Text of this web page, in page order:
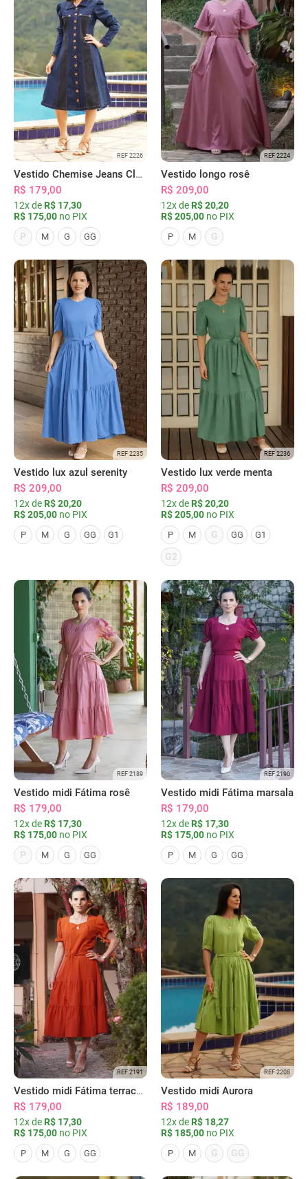
REF 2226
Vestido Chemise Jeans Clássica Serena
R$ 179,00
12x de R$ 17,30
R$ 175,00 no PIX
P
M G GG
REF 2224
Vestido longo rosê
R$ 209,00
12x de R$ 20,20
R$ 205,00 no PIX
P M G
REF 2235
Vestido lux azul serenity
R$ 209,00
12x de R$ 20,20
R$ 205,00 no PIX
P M G GG G1
REF 2236
Vestido lux verde menta
R$ 209,00
12x de R$ 20,20
R$ 205,00 no PIX
P M G GG G1
G2
REF 2189
Vestido midi Fátima rosê
R$ 179,00
12x de R$ 17,30
R$ 175,00 no PIX
P
M G GG
REF 2190
Vestido midi Fátima marsala
R$ 179,00
12x de R$ 17,30
R$ 175,00 no PIX
P M G GG
REF 2191
Vestido midi Fátima terracota
R$ 179,00
12x de R$ 17,30
R$ 175,00 no PIX
P M G GG
REF 2208
Vestido midi Aurora
R$ 189,00
12x de R$ 18,27
R$ 185,00 no PIX
P M G GG